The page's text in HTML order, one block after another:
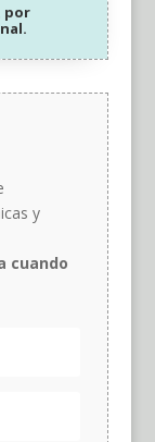
por
y
cuando